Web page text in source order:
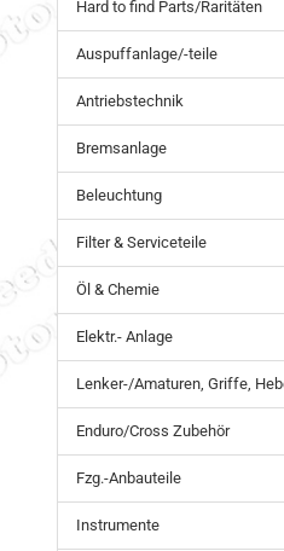
Hard to find Parts/Raritäten
Auspuffanlage/-teile
Antriebstechnik
Bremsanlage
Beleuchtung
Filter & Serviceteile
Öl & Chemie
Elektr.- Anlage
Lenker-/Amaturen, Griffe,
Enduro/Cross Zubehör
Fzg.-Anbauteile
Instrumente